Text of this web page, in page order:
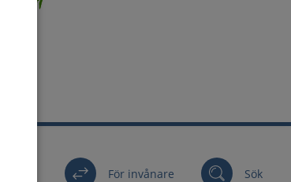
För invånare Sök